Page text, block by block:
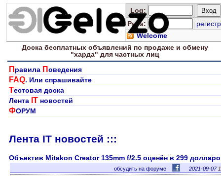
Log:
Pass:
регистр
Welcome
Доска бесплатныхобъявлений по продаже и обмену
"харда" для частных лиц
П равила Поведения
FAQ. Или спрашивайте
Тестовая доска
Лента IT новостей
ФОРУМ
Лента IT новостей :::
Объектив Mitakon Creator 135mm f/2.5 оценён в 299
обсудить на форуме 2021-09-07